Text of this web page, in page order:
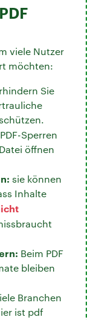
viele Nutzer
möchten:
Sie
Sperren
öffnen
sie können
Inhalte
Beim PDF
bleiben
Branchen
ist pdf